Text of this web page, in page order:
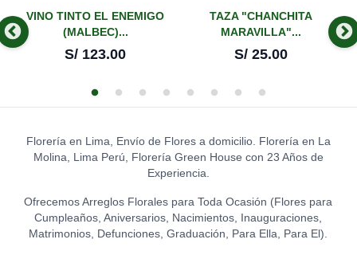
VINO TINTO EL ENEMIGO
(MALBEC)...
S/ 123.00
TAZA "CHANCHITA
MARAVILLA"...
S/25.00
Florería en Lima, Envío de Flores a domicilio. Florería en La
Molina, Lima Perú, Florería Green House con 23 Años de
Experiencia.
Ofrecemos Arreglos Florales para Toda Ocasión (Flores para
Cumpleaños, Aniversarios, Nacimientos, Inauguraciones,
Matrimonios, Defunciones, Graduación, Para Ella, Para El).